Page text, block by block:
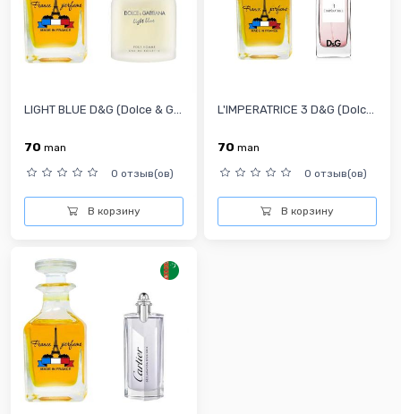
LIGHT BLUE D&G (Dolce & G...
70 man
0 отзыв(ов)
В корзину
L'IMPERATRICE 3 D&G (Dolc...
70 man
0 отзыв(ов)
В корзину